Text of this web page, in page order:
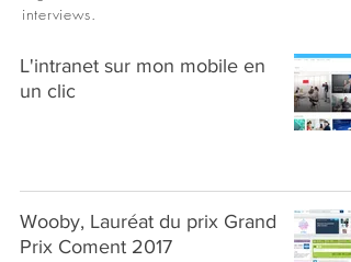
interviews.
L'intranet sur mon mobile en
un clic
Wooby, Lauréat du prix Grand
Prix Coment 2017